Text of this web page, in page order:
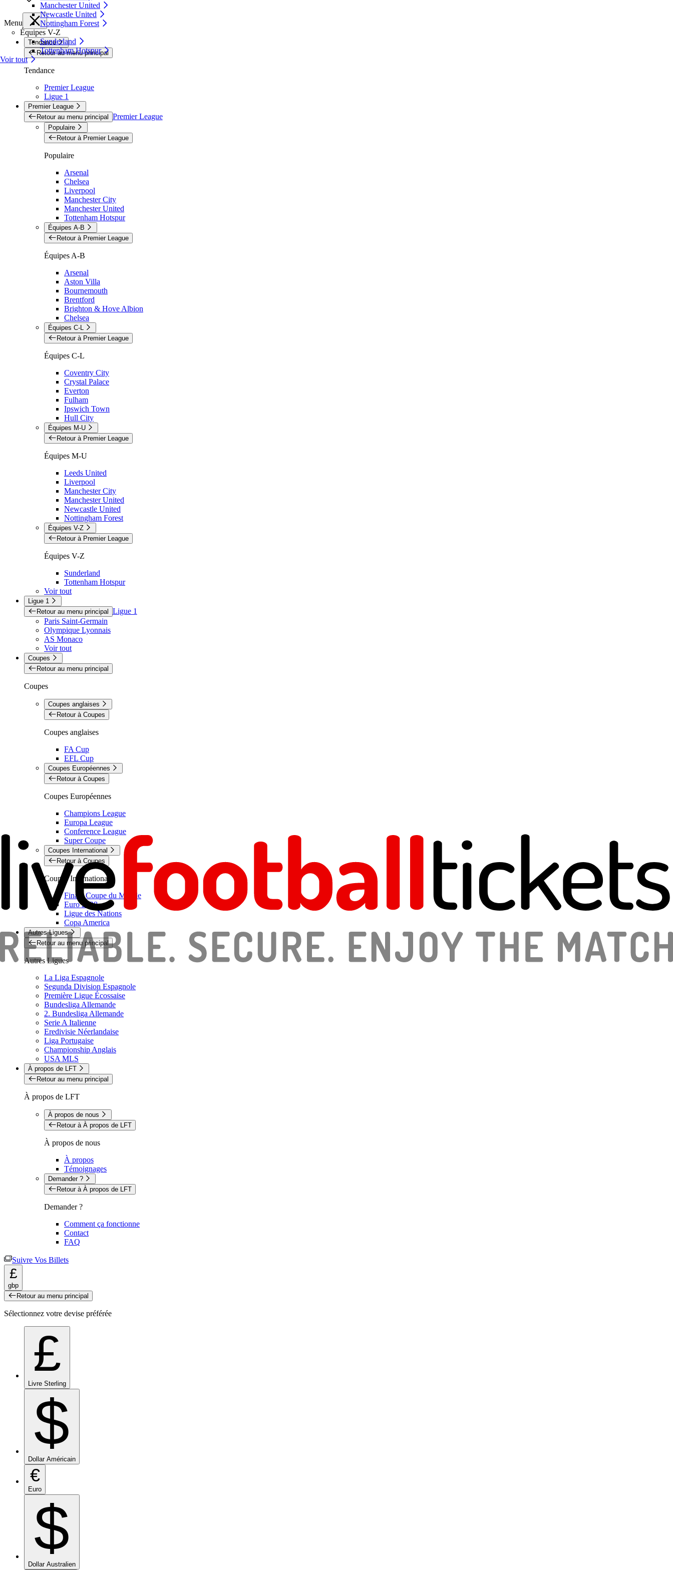
Manchester United
Newcastle United
Nottingham Forest
Équipes V-Z
Sunderland
Tottenham Hotspur
Voir tout
Menu
Tendance
Retour au menu principal
Tendance
Premier League
Ligue 1
Premier League
Retour au menu principal Premier League
Populaire
Retour à Premier League
Populaire
Arsenal
Chelsea
Liverpool
Manchester City
Manchester United
Tottenham Hotspur
Équipes A-B
Retour à Premier League
Équipes A-B
Arsenal
Aston Villa
Bournemouth
Brentford
Brighton & Hove Albion
Chelsea
Équipes C-L
Retour à Premier League
Équipes C-L
Coventry City
Crystal Palace
Everton
Fulham
Ipswich Town
Hull City
Équipes M-U
Retour à Premier League
Équipes M-U
Leeds United
Liverpool
Manchester City
Manchester United
Newcastle United
Nottingham Forest
Équipes V-Z
Retour à Premier League
Équipes V-Z
Sunderland
Tottenham Hotspur
Voir tout
Ligue 1
Retour au menu principal Ligue 1
Paris Saint-Germain
Olympique Lyonnais
AS Monaco
Voir tout
Coupes
Retour au menu principal
Coupes
Coupes anglaises
Retour à Coupes
Coupes anglaises
FA Cup
EFL Cup
Coupes Européennes
Retour à Coupes
Coupes Européennes
Champions League
Europa League
Conference League
Super Coupe
Coupes International
Retour à Coupes
Coupes International
Finale Coupe du Monde
Euro 2028
Ligue des Nations
Copa America
Autres Ligues
Retour au menu principal
Autres Ligues
La Liga Espagnole
Segunda Division Espagnole
Première Ligue Écossaise
Bundesliga Allemande
2. Bundesliga Allemande
Serie A Italienne
Eredivisie Néerlandaise
Liga Portugaise
Championship Anglais
USA MLS
À propos de LFT
Retour au menu principal
À propos de LFT
À propos de nous
Retour à À propos de LFT
À propos de nous
À propos
Témoignages
Demander ?
Retour à À propos de LFT
Demander ?
Comment ça fonctionne
Contact
FAQ
Suivre Vos Billets
£
gbp
Retour au menu principal
Sélectionnez votre devise préférée
£
Livre Sterling
$
Dollar Américain
€
Euro
$
Dollar Australien